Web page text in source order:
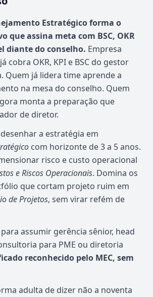
de 2026
Estratégico forma o
que assina meta com BSC, OKR
diante do conselho. Empresa
cobra OKR, KPI e BSC do gestor
Quem já lidera time aprende a
na mesa do conselho. Quem
monta a preparação que
de diretor.
a estratégia em
com horizonte de 3 a 5 anos.
risco e custo operacional
e Riscos Operacionais. Domina os
que cortam projeto ruim em
de Projetos, sem virar refém de
assumir gerência sênior, head
para PME ou diretoria
reconhecido pelo MEC, sem
adulta de dizer não a noventa